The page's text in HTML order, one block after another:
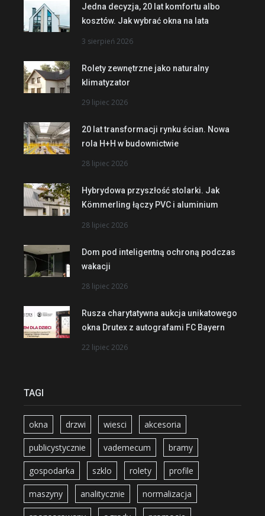
Jedna decyzja, 20 lat komfortu albo
kosztów. Jak wybrać okna na lata
3 sierpień 2026
Rolety zewnętrzne jako naturalny
klimatyzator
29 lipiec 2026
20 lat transformacji rynku ścian. Nowa
rola H+H w budownictwie
28 lipiec 2026
Hybrydowa przyszłość stolarki. Jak
Kömmerling łączy PVC i aluminium
28 lipiec 2026
Dom pod inteligentną ochroną podczas
wakacji
28 lipiec 2026
Rusza charytatywna aukcja unikatowego
okna Drutex z autografami FC Bayern
22 lipiec 2026
TAGI
okna drzwi wiesci akcesoria
publicystycznie vademecum bramy
gospodarka szklo rolety profile
maszyny analitycznie normalizacja